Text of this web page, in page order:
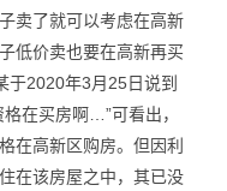
卖了就可以考虑在高新
低价卖也要在高新再买
于2020年3月25日说到
在买房啊…”可看出，
在高新区购房。但因利
在该房屋之中，其已没